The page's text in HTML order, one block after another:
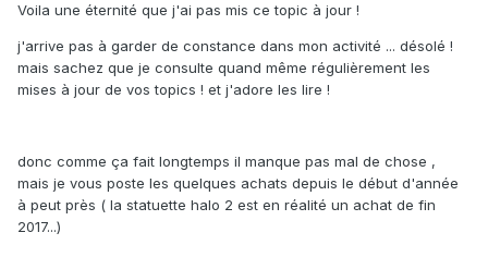
Voila une éternité que j'ai pas mis ce topic à jour !
j'arrive pas à garder de constance dans mon activité ... désolé !
mais sachez que je consulte quand même régulièrement les
mises à jour de vos topics ! et j'adore les lire !
donc comme ça fait longtemps il manque pas mal de chose ,
mais je vous poste les quelques achats depuis le début d'année
à peut près ( la statuette halo 2 est en réalité un achat de fin
2017...)